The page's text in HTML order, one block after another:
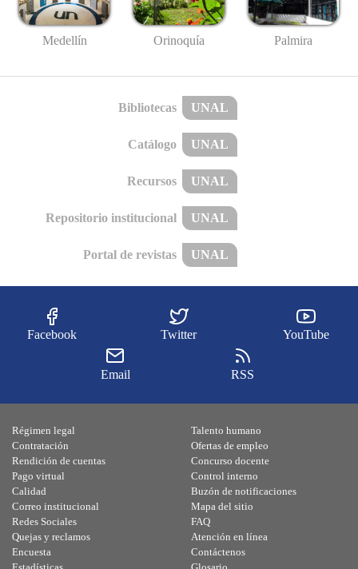
Medellín Orinoquía Palmira
Bibliotecas UNAL
Catálogo UNAL
Recursos UNAL
Repositorio institucional UNAL
Portal de revistas UNAL
Facebook Twitter YouTube
Email RSS
Régimen legal
Contratación
Rendición de cuentas
Pago virtual
Calidad
Talento humano
Ofertas de empleo
Concurso docente
Control interno
Buzón de notificaciones
Correo institucional
Redes Sociales
Quejas y reclamos
Encuesta
Mapa del sitio
FAQ
Atención en línea
Contáctenos